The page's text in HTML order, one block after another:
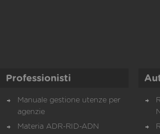
Professionisti
Manuale gestione utenze per
agenzie
Materia ADR-RID-ADN